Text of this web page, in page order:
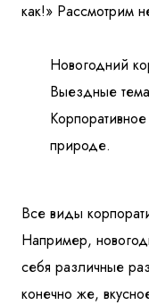
как!» Рассмотрим
Новогодний
Выездные
природе.
Все виды
Например,
себя различные
конечно же,